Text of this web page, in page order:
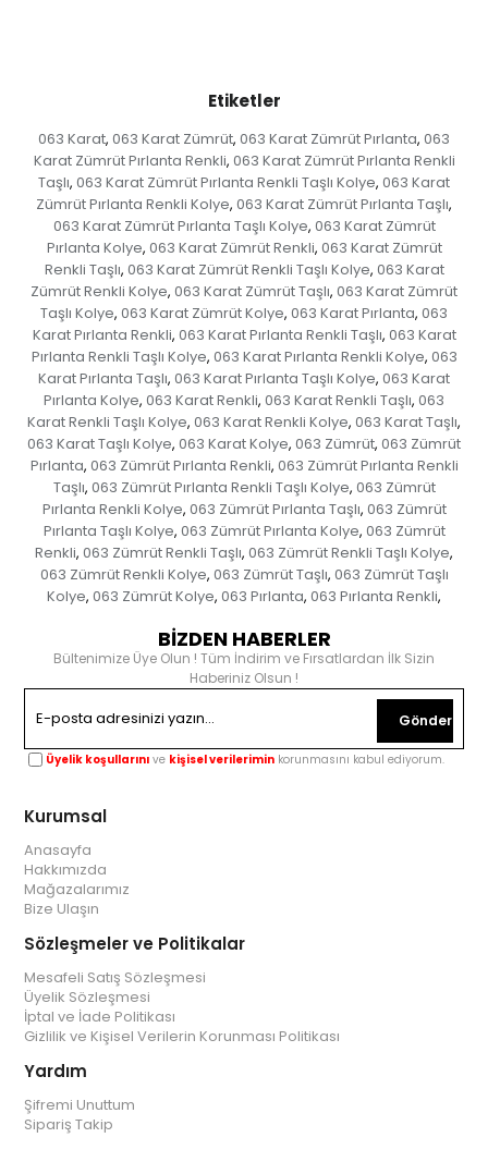
Etiketler
063 Karat, 063 Karat Zümrüt, 063 Karat Zümrüt Pırlanta, 063
Karat Zümrüt Pırlanta Renkli, 063 Karat Zümrüt Pırlanta Renkli
Taşlı, 063 Karat Zümrüt Pırlanta Renkli Taşlı Kolye, 063 Karat
Zümrüt Pırlanta Renkli Kolye, 063 Karat Zümrüt Pırlanta Taşlı,
063 Karat Zümrüt Pırlanta Taşlı Kolye, 063 Karat Zümrüt
Pırlanta Kolye, 063 Karat Zümrüt Renkli, 063 Karat Zümrüt
Renkli Taşlı, 063 Karat Zümrüt Renkli Taşlı Kolye, 063 Karat
Zümrüt Renkli Kolye, 063 Karat Zümrüt Taşlı, 063 Karat Zümrüt
Taşlı Kolye, 063 Karat Zümrüt Kolye, 063 Karat Pırlanta, 063
Karat Pırlanta Renkli, 063 Karat Pırlanta Renkli Taşlı, 063 Karat
Pırlanta Renkli Taşlı Kolye, 063 Karat Pırlanta Renkli Kolye, 063
Karat Pırlanta Taşlı, 063 Karat Pırlanta Taşlı Kolye, 063 Karat
Pırlanta Kolye, 063 Karat Renkli, 063 Karat Renkli Taşlı, 063
Karat Renkli Taşlı Kolye, 063 Karat Renkli Kolye, 063 Karat Taşlı,
063 Karat Taşlı Kolye, 063 Karat Kolye, 063 Zümrüt, 063 Zümrüt
Pırlanta, 063 Zümrüt Pırlanta Renkli, 063 Zümrüt Pırlanta Renkli
Taşlı, 063 Zümrüt Pırlanta Renkli Taşlı Kolye, 063 Zümrüt
Pırlanta Renkli Kolye, 063 Zümrüt Pırlanta Taşlı, 063 Zümrüt
Pırlanta Taşlı Kolye, 063 Zümrüt Pırlanta Kolye, 063 Zümrüt
Renkli, 063 Zümrüt Renkli Taşlı, 063 Zümrüt Renkli Taşlı Kolye,
063 Zümrüt Renkli Kolye, 063 Zümrüt Taşlı, 063 Zümrüt Taşlı
Kolye, 063 Zümrüt Kolye, 063 Pırlanta, 063 Pırlanta Renkli,
BİZDEN HABERLER
Bültenimize Üye Olun ! Tüm İndirim ve Fırsatlardan İlk Sizin
Haberiniz Olsun !
Gönder
Üyelik koşullarını ve kişisel verilerimin korunmasını kabul ediyorum.
Kurumsal
Anasayfa
Hakkımızda
Mağazalarımız
Bize Ulaşın
Sözleşmeler ve Politikalar
Mesafeli Satış Sözleşmesi
Üyelik Sözleşmesi
İptal ve İade Politikası
Gizlilik ve Kişisel Verilerin Korunması Politikası
Yardım
Şifremi Unuttum
Sipariş Takip